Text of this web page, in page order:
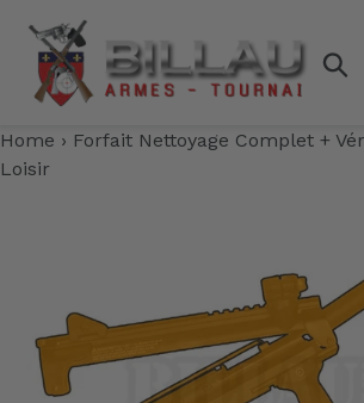
contenu
Home › Forfait Nettoyage Complet +
Loisir